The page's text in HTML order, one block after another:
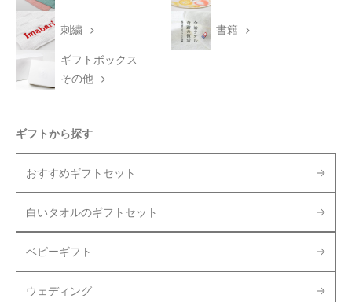
刺繍 書籍
ギフトボックス
その他
ギフトから探す
おすすめギフトセット
白いタオルのギフトセット
ベビーギフト
ウェディング